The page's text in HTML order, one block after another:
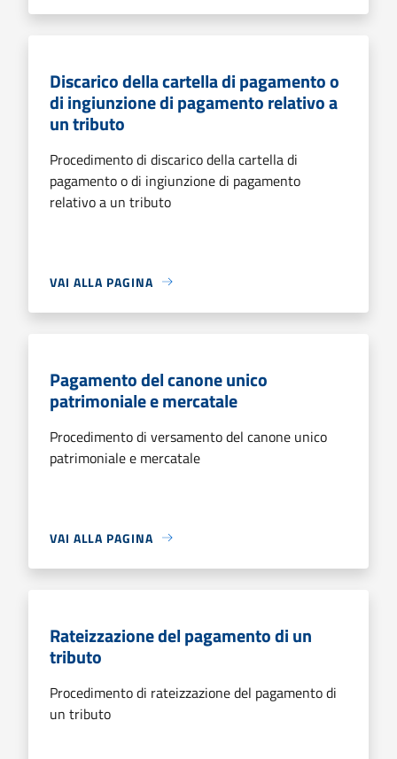
Discarico della cartella di pagamento o
di ingiunzione di pagamento relativo a
un tributo
Procedimento di discarico della cartella di
pagamento o di ingiunzione di pagamento
relativo a un tributo
VAI ALLA PAGINA
Pagamento del canone unico
patrimoniale e mercatale
Procedimento di versamento del canone unico
patrimoniale e mercatale
VAI ALLA PAGINA
Rateizzazione del pagamento di un
tributo
Procedimento di rateizzazione del pagamento di
un tributo